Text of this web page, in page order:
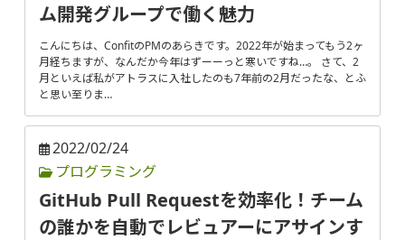
ム開発グループで働く魅力
こんにちは、ConfitのPMのあらきです。2022年が始まってもう2ヶ
月経ちますが、なんだか今年はずーーっと寒いですね…。 さて、2
月といえば私がアトラスに入社したのも7年前の2月だったな、とふ
と思い至りま…
2022/02/24
プログラミング
GitHub Pull Requestを効率化！チーム
の誰かを自動でレビュアーにアサインす